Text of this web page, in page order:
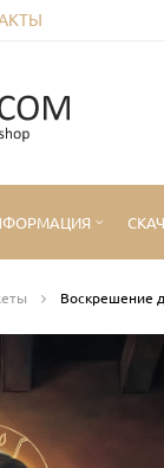
Воскрешение